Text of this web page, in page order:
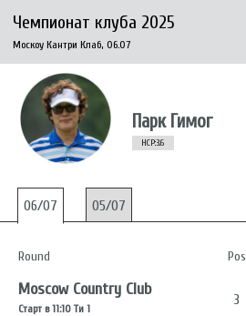
Чемпионат клуба 2025
Москоу Кантри Клаб, 06.07
Парк Гимог
HCP:3.6
06/07
Round Pos
Moscow Country Club
Старт в 11:10 Ти 1
3
05/07